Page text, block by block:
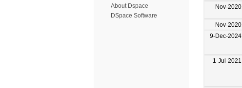
About Dspace
DSpace Software
Nov-2020
Nov-2020
9-Dec-2024
1-Jul-2021